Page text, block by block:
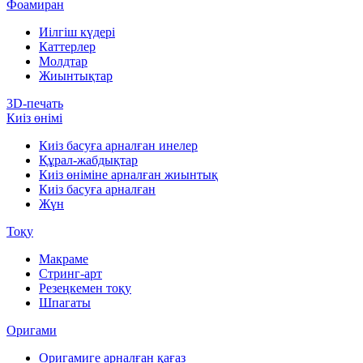
Фоамиран
Иілгіш күдері
Каттерлер
Молдтар
Жиынтықтар
3D-печать
Киіз өнімі
Киіз басуға арналған инелер
Құрал-жабдықтар
Киіз өніміне арналған жиынтық
Киіз басуға арналған
Жүн
Тоқу
Макраме
Стринг-арт
Резеңкемен тоқу
Шпагаты
Оригами
Оригамиге арналған қағаз